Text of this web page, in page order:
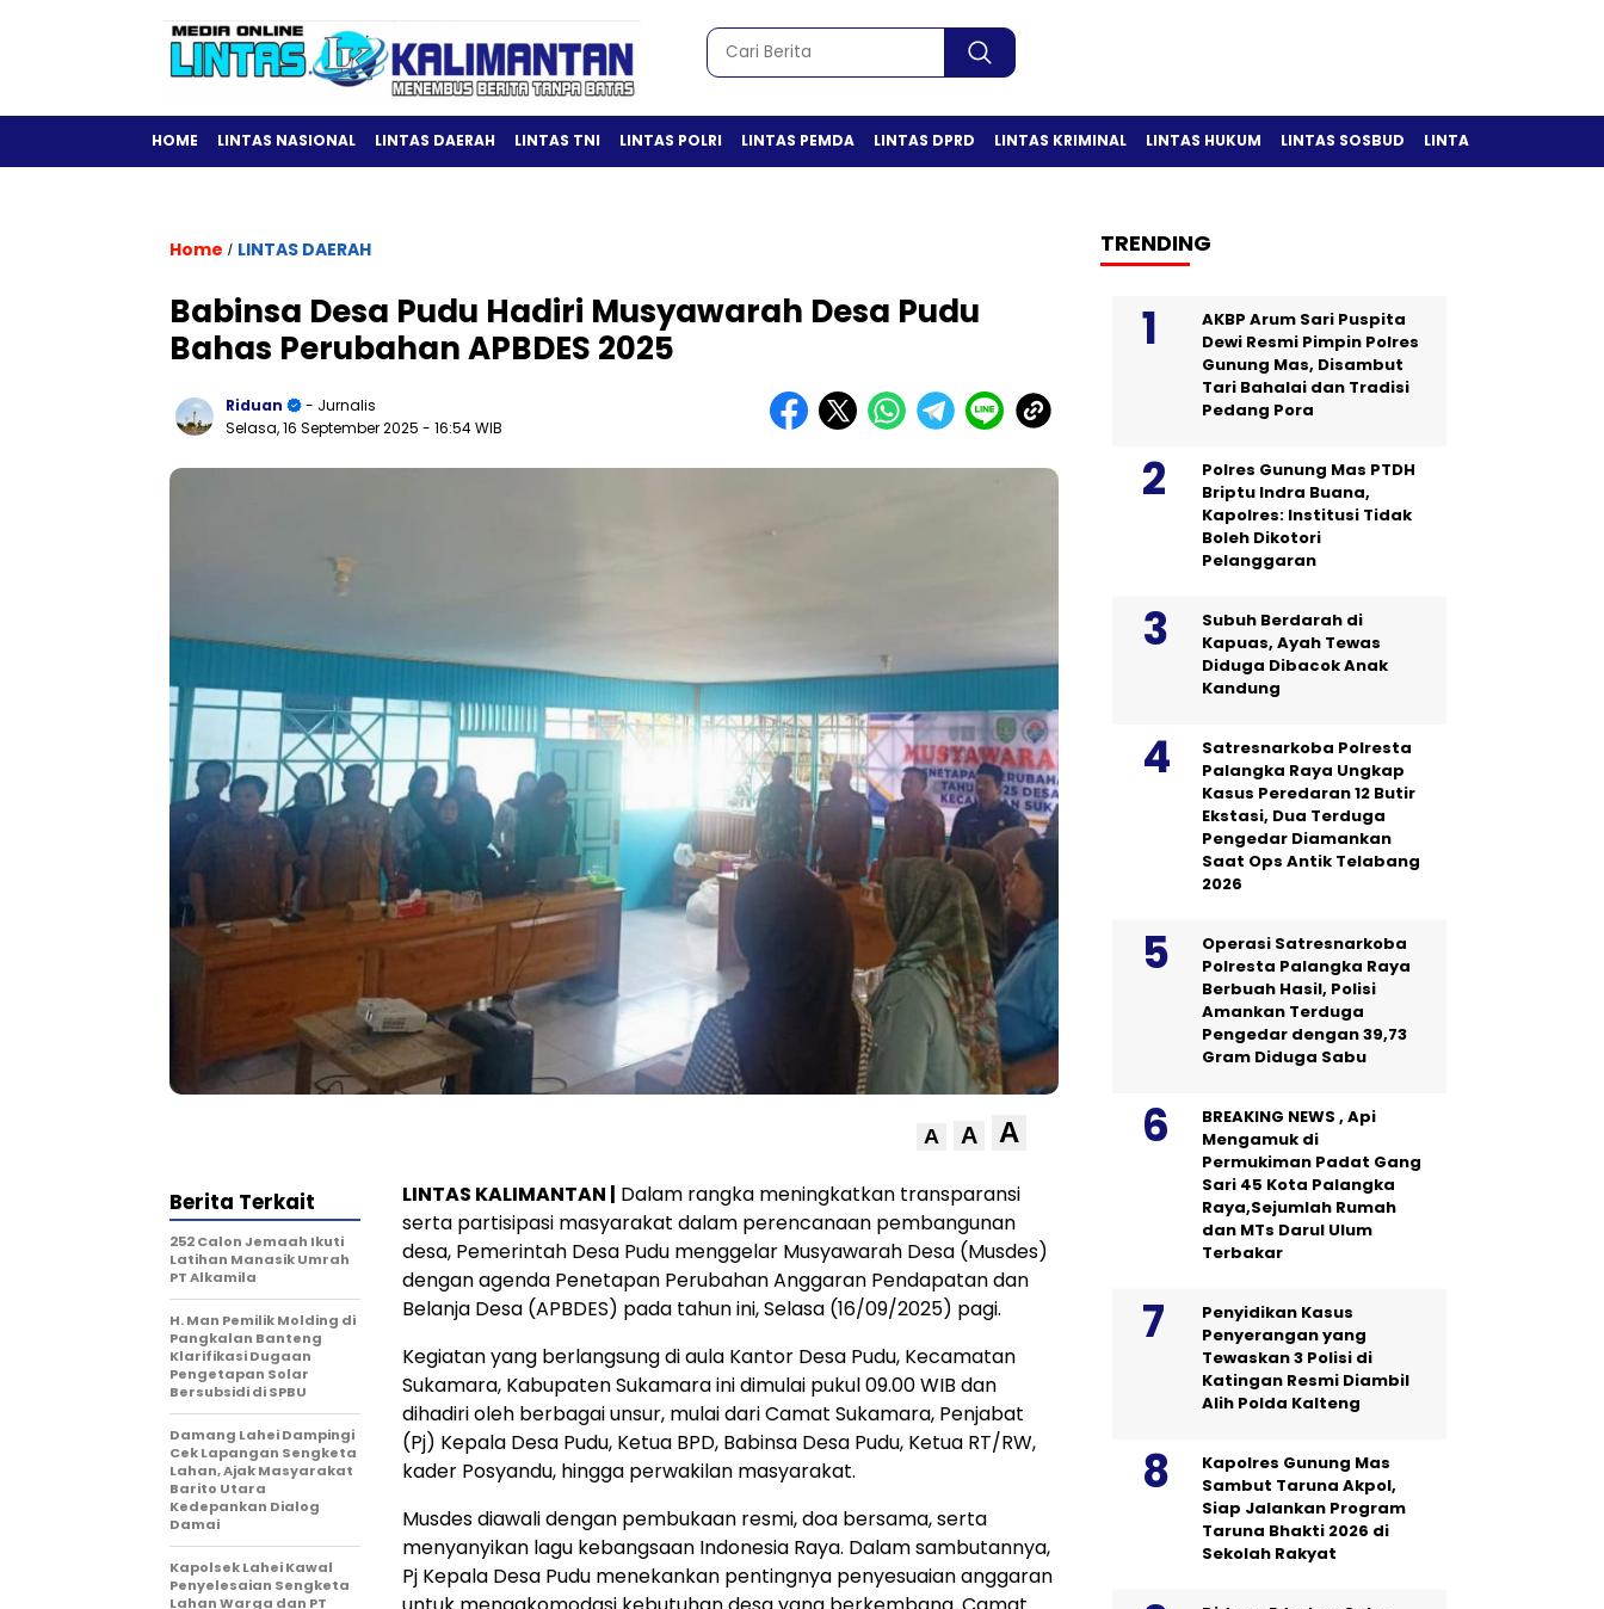
HOME LINTAS NASIONAL LINTAS DAERAH LINTAS TNI LINTAS POLRI LINTAS PEMDA LINTAS DPRD LINTAS KRIMINAL LINTAS HUKUM LINTAS SOSBUD LINTAS OLAH RAGA
Home / LINTAS DAERAH
Babinsa Desa Pudu Hadiri Musyawarah Desa Pudu
Bahas Perubahan APBDES 2025
Riduan
- Jurnalis
Selasa, 16 September 2025 - 16:54 WIB
A A A
LINTAS KALIMANTAN | Dalam rangka meningkatkan transparansi
serta partisipasi masyarakat dalam perencanaan pembangunan
desa, Pemerintah Desa Pudu menggelar Musyawarah Desa (Musdes)
dengan agenda Penetapan Perubahan Anggaran Pendapatan dan
Belanja Desa (APBDES) pada tahun ini, Selasa (16/09/2025) pagi.
Kegiatan yang berlangsung di aula Kantor Desa Pudu, Kecamatan
Sukamara, Kabupaten Sukamara ini dimulai pukul 09.00 WIB dan
dihadiri oleh berbagai unsur, mulai dari Camat Sukamara, Penjabat
(Pj) Kepala Desa Pudu, Ketua BPD, Babinsa Desa Pudu, Ketua RT/RW,
kader Posyandu, hingga perwakilan masyarakat.
Musdes diawali dengan pembukaan resmi, doa bersama, serta
menyanyikan lagu kebangsaan Indonesia Raya. Dalam sambutannya,
Pj Kepala Desa Pudu menekankan pentingnya penyesuaian anggaran
Berita Terkait
252 Calon Jemaah Ikuti
Latihan Manasik Umrah
PT Alkamila
H. Man Pemilik Molding di
Pangkalan Banteng
Klarifikasi Dugaan
Pengetapan Solar
Bersubsidi di SPBU
Damang Lahei Dampingi
Cek Lapangan Sengketa
Lahan, Ajak Masyarakat
Barito Utara
Kedepankan Dialog
Damai
Kapolsek Lahei Kawal
Penyelesaian Sengketa
Lahan Warga dan PT
TRENDING
AKBP Arum Sari Puspita
Dewi Resmi Pimpin Polres
Gunung Mas, Disambut
Tari Bahalai dan Tradisi
Pedang Pora
Polres Gunung Mas PTDH
Briptu Indra Buana,
Kapolres: Institusi Tidak
Boleh Dikotori
Pelanggaran
Subuh Berdarah di
Kapuas, Ayah Tewas
Diduga Dibacok Anak
Kandung
Satresnarkoba Polresta
Palangka Raya Ungkap
Kasus Peredaran 12 Butir
Ekstasi, Dua Terduga
Pengedar Diamankan
Saat Ops Antik Telabang
2026
Operasi Satresnarkoba
Polresta Palangka Raya
Berbuah Hasil, Polisi
Amankan Terduga
Pengedar dengan 39,73
Gram Diduga Sabu
BREAKING NEWS , Api
Mengamuk di
Permukiman Padat Gang
Sari 45 Kota Palangka
Raya,Sejumlah Rumah
dan MTs Darul Ulum
Terbakar
Penyidikan Kasus
Penyerangan yang
Tewaskan 3 Polisi di
Katingan Resmi Diambil
Alih Polda Kalteng
Kapolres Gunung Mas
Sambut Taruna Akpol,
Siap Jalankan Program
Taruna Bhakti 2026 di
Sekolah Rakyat